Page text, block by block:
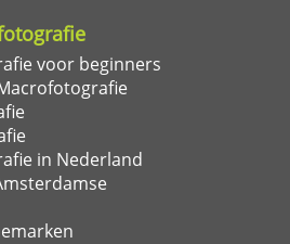
voor beginners
in Nederland